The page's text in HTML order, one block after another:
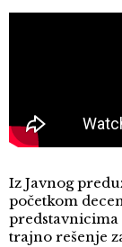
Iz Javnog
početkom
predstavnicima
trajno rešenje